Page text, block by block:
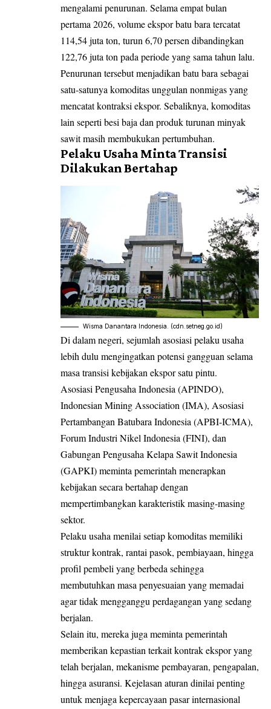
mengalami penurunan. Selama empat bulan
pertama 2026, volume ekspor batu bara tercatat
114,54 juta ton, turun 6,70 persen dibandingkan
122,76 juta ton pada periode yang sama tahun lalu.
Penurunan tersebut menjadikan batu bara sebagai
satu-satunya komoditas unggulan nonmigas yang
mencatat kontraksi ekspor. Sebaliknya, komoditas
lain seperti besi baja dan produk turunan minyak
sawit masih membukukan pertumbuhan.
Pelaku Usaha Minta Transisi
Dilakukan Bertahap
Wisma Danantara Indonesia. (cdn.setneg.go.id)
Di dalam negeri, sejumlah asosiasi pelaku usaha
lebih dulu mengingatkan potensi gangguan selama
masa transisi kebijakan ekspor satu pintu.
Asosiasi Pengusaha Indonesia (APINDO),
Indonesian Mining Association (IMA), Asosiasi
Pertambangan Batubara Indonesia (APBI-ICMA),
Forum Industri Nikel Indonesia (FINI), dan
Gabungan Pengusaha Kelapa Sawit Indonesia
(GAPKI) meminta pemerintah menerapkan
kebijakan secara bertahap dengan
mempertimbangkan karakteristik masing-masing
sektor.
Pelaku usaha menilai setiap komoditas memiliki
struktur kontrak, rantai pasok, pembiayaan, hingga
profil pembeli yang berbeda sehingga
membutuhkan masa penyesuaian yang memadai
agar tidak mengganggu perdagangan yang sedang
berjalan.
Selain itu, mereka juga meminta pemerintah
memberikan kepastian terkait kontrak ekspor yang
telah berjalan, mekanisme pembayaran, pengapalan,
hingga asuransi. Kejelasan aturan dinilai penting
untuk menjaga kepercayaan pasar internasional